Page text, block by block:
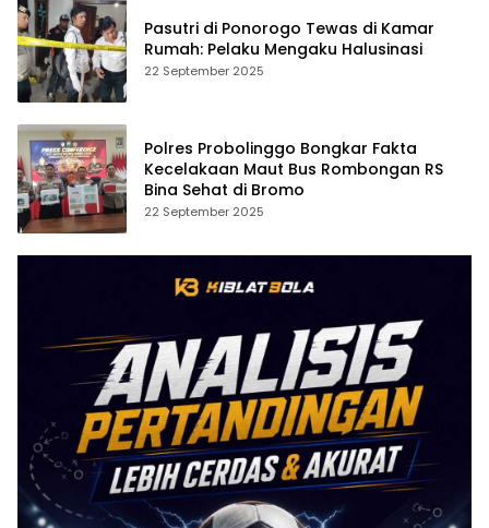
Pasutri di Ponorogo Tewas di Kamar
Rumah: Pelaku Mengaku Halusinasi
22 September 2025
Polres Probolinggo Bongkar Fakta
Kecelakaan Maut Bus Rombongan RS
Bina Sehat di Bromo
22 September 2025